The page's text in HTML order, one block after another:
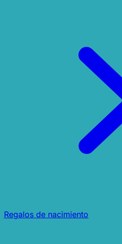
Regalos de nacimiento